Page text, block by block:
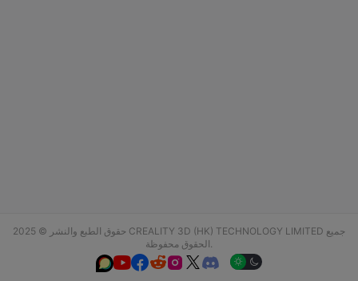
حقوق الطبع والنشر © 2025 CREALITY 3D (HK) TECHNOLOGY LIMITED جميع
الحقوق محفوظة.
  